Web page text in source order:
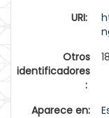
URI:
Otros
identificadores
:
Aparece en: